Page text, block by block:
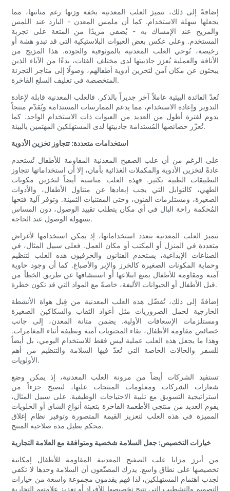
إضافةً إلى ذلك، تتميز العلب المعدنية بخفة وزنها رغم متانتها، مما
يجعلها سهلة الاستخدام. كما أن ملمس المعدن - البارد عند اللمس
والمريح عند الإمساك به - يُضفي مزيدًا من المتعة على تجربة
المستخدم. وعلى عكس بعض العبوات البلاستيكية التي قد تبدو هشة أو
رخيصة، تُوحي العلب المعدنية بالموثوقية والجودة. هذا المزيج من
الأناقة والعملية يُعزز جاذبيتها لدى مختلف الفئات، بدءًا من الآباء الذين
يبحثون عن مكان آمن لتخزين أدوية أطفالهم، وصولًا إلى متاجر التجزئة
المتخصصة في تغليف السلع الفاخرة.
تُعدّ الفائدة البيئية عاملاً آخر جديراً بالذكر. فالعلب المعدنية قابلة لإعادة
التدوير وإعادة الاستخدام، مما يدعم الممارسات المستدامة ويُقدّم منتجاً
يدوم لفترة أطول من العديد من العبوات ذات الاستخدام الواحد. كما
تُعزّز خصائصها المُستدامة جاذبيتها لدى المستهلكين المهتمين بالبيئة.
استخدامات متعددة: تتجاوز تخزين الأدوية
على الرغم من أن علب الصفيح المعدنية المقاومة للأطفال تُستخدم
عادةً لتخزين الأدوية والمكملات الغذائية بأمان، إلا أن استخداماتها تتجاوز
التطبيقات الطبية بكثير. فهذه العلب مناسبة أيضاً لتخزين مكونات
الطهي، كالتوابل التي يجب إبعادها عن متناول الأطفال، والأدوات
الصغيرة، ومستلزمات الفنون، وحتى المقتنيات الثمينة. وتوفر آلية فتحها
المُحكمة راحة البال في أي مكان يتطلب تقييد الوصول، دون المساس
بسهولة الوصول عند الحاجة.
تتميز العلب المعدنية بتعدد استخداماتها، إذ يمكن استخدامها لأغراض
متعددة في المنزل أو المكتب أو مكان العمل. فعلى سبيل المثال، في
الصناعات الإبداعية، يستخدم الفنانون والحرفيون هذه العلب لتنظيم
وحماية المكونات الصغيرة كالخرز والإبر والأصباغ. كما أن وجود حاوية
آمنة ومقاومة للأطفال يمنع ابتلاعها أو استنشاقها عن طريق الخطأ من
قبل الأطفال أو الحيوانات الأليفة، خاصةً مع المواد التي قد تكون خطرة.
إضافةً إلى ذلك، تُفضّل هذه العلب المعدنية من قِبل هواة الأنشطة
الخارجية لحمل الضروريات مثل أعواد الثقاب والسكاكين الصغيرة
ومستلزمات الإسعافات الأولية. يضمن متانة المعدن، إلى جانب
خصائص مقاومة الأطفال، بقاء المحتويات آمنة ونظيفة أثناء المغامرات.
وهذا ما يجعل هذه العلب عملية ليس فقط للاستخدام اليومي، بل أيضاً
للسفر والحالات الخاصة التي تُعدّ فيها السلامة والتنظيم من أهم
الأولويات.
تستفيد الشركات أيضاً من مرونة العلب المعدنية، إذ يمكن وضع
شعارات الشركات ومعلومات المنتجات عليها، لتصبح جزءاً من
استراتيجية التسويق مع تلبية الاحتياجات الوظيفية. على سبيل المثال،
يقوم العديد من منتجي الأطعمة الفاخرة بتعبئة أنواع الشاي أو الحلويات
المميزة في هذه العلب لتعزيز القيمة المتصورة وتوفير نظام إغلاق
محكم يطيل مدة صلاحية المنتج.
خيارات التخصيص: جعل السلامة شخصية ومتوافقة مع العلامة التجارية
من أبرز مزايا علب الصفيح المعدنية المقاومة للأطفال إمكانية
تخصيصها على نطاق واسع. يدرك المصنّعون أن السلامة وحدها لا تكفي
لجذب اهتمام المستهلكين، لذا فهم يقدمون مجموعة واسعة من خيارات
التصميم والتشطيب التي تتيح تخصيصها للأفراد أو تعزيز علامتهم التجارية